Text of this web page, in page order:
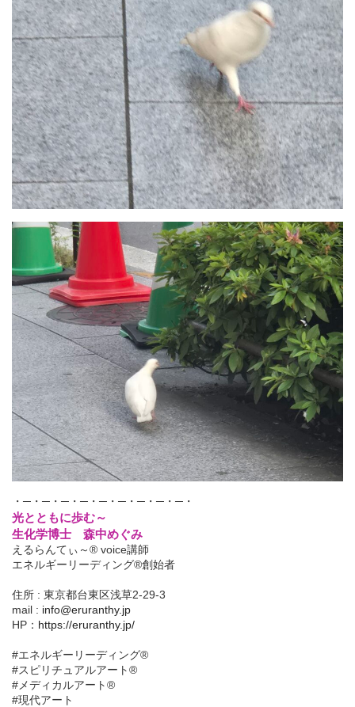
・─・─・─・─・─・─・─・─・─・
光とともに歩む～
生化学博士 森中めぐみ
えるらんてぃ～® voice講師
エネルギーリーディング®創始者
住所 : 東京都台東区浅草2-29-3
mail : info@eruranthy.jp
HP： https://eruranthy.jp/
#エネルギーリーディング®︎
#スピリチュアルアート®︎
#メディカルアート®︎
#現代アート